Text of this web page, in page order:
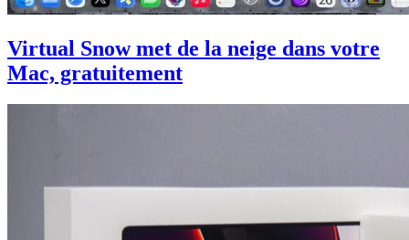
Virtual Snow met de la neige dans votre
Mac, gratuitement